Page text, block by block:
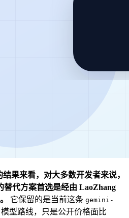
果来看，对大多数开发者来说，
替代方案首选是经由 LaoZhang
它保留的是当前这条 gemini-
模型路线，只是公开价格面比